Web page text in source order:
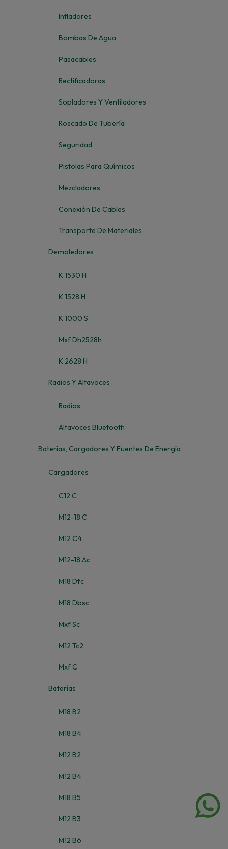
Infladores
Bombas De Agua
Pasacables
Rectificadoras
Sopladores Y Ventiladores
Roscado De Tubería
Seguridad
Pistolas Para Químicos
Mezcladores
Conexión De Cables
Transporte De Materiales
Demoledores
K 1530 H
K 1528 H
K 1000 S
Mxf Dh2528h
K 2628 H
Radios Y Altavoces
Radios
Altavoces Bluetooth
Baterías, Cargadores Y Fuentes De Energía
Cargadores
C12 C
M12-18 C
M12 C4
M12-18 Ac
M18 Dfc
M18 Dbsc
Mxf Sc
M12 Tc2
Mxf C
Baterías
M18 B2
M18 B4
M12 B2
M12 B4
M18 B5
M12 B3
M12 B6